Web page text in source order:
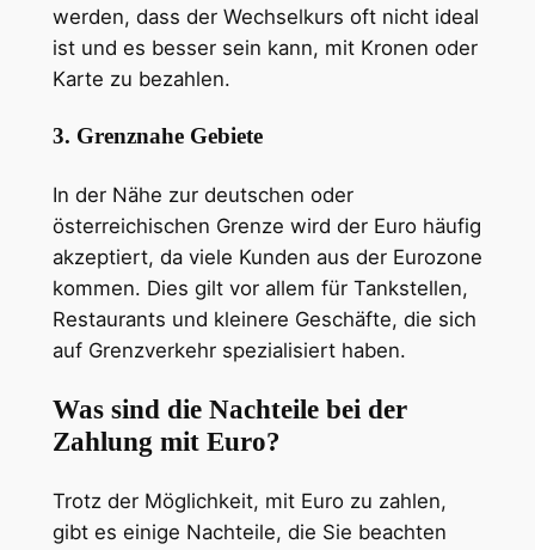
werden, dass der Wechselkurs oft nicht ideal
ist und es besser sein kann, mit Kronen oder
Karte zu bezahlen.
3. Grenznahe Gebiete
In der Nähe zur deutschen oder
österreichischen Grenze wird der Euro häufig
akzeptiert, da viele Kunden aus der Eurozone
kommen. Dies gilt vor allem für Tankstellen,
Restaurants und kleinere Geschäfte, die sich
auf Grenzverkehr spezialisiert haben.
Was sind die Nachteile bei der
Zahlung mit Euro?
Trotz der Möglichkeit, mit Euro zu zahlen,
gibt es einige Nachteile, die Sie beachten